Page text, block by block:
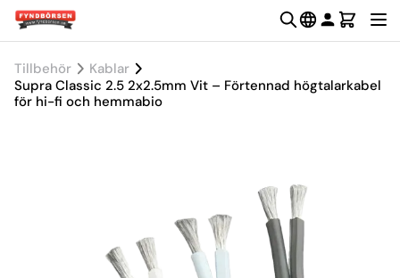
Tillbehör
Kablar
Supra Classic 2.5 2x2.5mm Vit – Förtennad högtalarkabel
för hi-fi och hemmabio